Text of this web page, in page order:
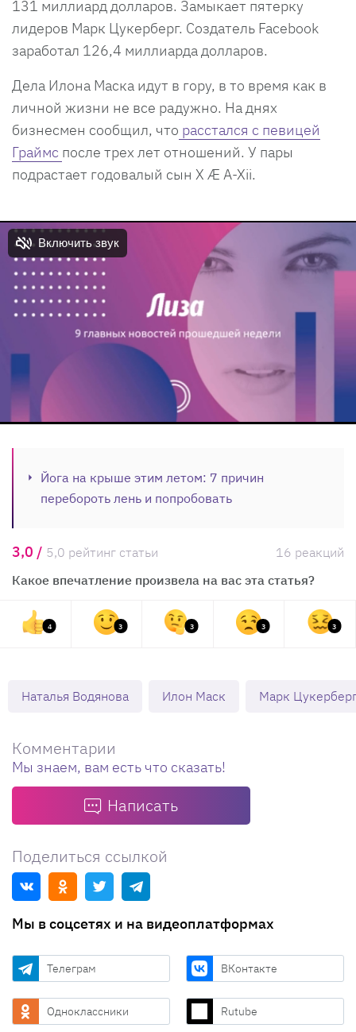
131 миллиард долларов. Замыкает пятерку
лидеров Марк Цукерберг. Создатель Facebook
заработал 126,4 миллиарда долларов.
Дела Илона Маска идут в гору, в то время как в
личной жизни не все радужно. На днях
бизнесмен сообщил, что расстался с певицей
Граймс после трех лет отношений. У пары
подрастает годовалый сын X Æ A-Xii.
Йога на крыше этим летом: 7 причин
перебороть лень и попробовать
3,0 / 5,0 рейтинг статьи
16 реакций
Какое впечатление произвела на вас эта статья?
4 3 3 3 3
Наталья Водянова Илон Маск Марк
Комментарии
Мы знаем, вам есть что сказать!
Написать
Поделиться ссылкой
Мы в соцсетях и на видеоплатформах
Телеграм ВКонтакте
Одноклассники Rutube